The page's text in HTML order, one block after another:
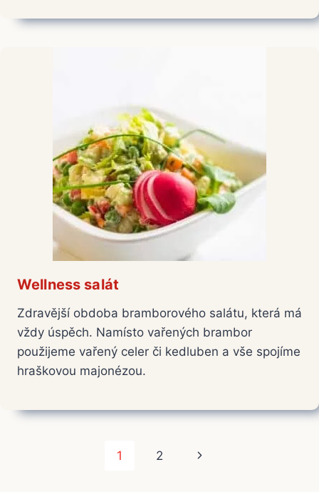
Wellness salát
Zdravější obdoba bramborového salátu, která má
vždy úspěch. Namísto vařených brambor
použijeme vařený celer či kedluben a vše spojíme
hraškovou majonézou.
Navigace
1 2
Další